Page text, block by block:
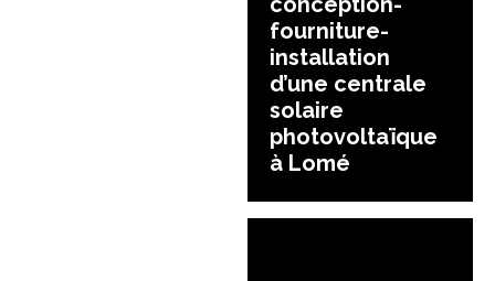
fourniture-
installation
d’une centrale
solaire
photovoltaïque
à Lomé